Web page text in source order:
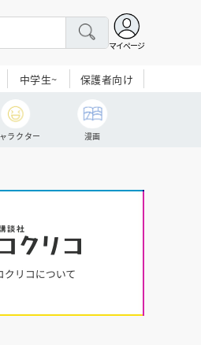
マイページ
中学生~ 保護者向け
ラクター 漫画